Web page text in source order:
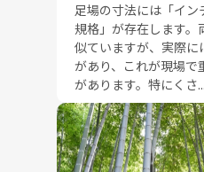
足場の寸法には「イ
規格」が存在します。
似ていますが、実際
があり、これが現場で
があります。特にくさ...